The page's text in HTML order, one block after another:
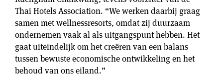
Thai Hotels Association. “We werken daarbij graag
samen met wellnessresorts, omdat zij duurzaam
ondernemen vaak al als uitgangspunt hebben. Het
gaat uiteindelijk om het creëren van een balans
tussen bewuste economische ontwikkeling en het
behoud van ons eiland.”